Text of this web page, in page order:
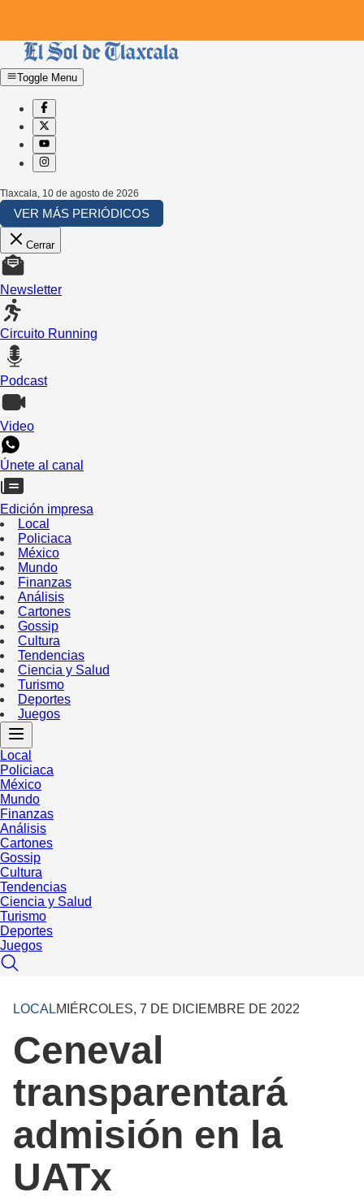
Toggle Menu
Tlaxcala 10 de agosto de 2026
VER MÁS PERIÓDICOS
Cerrar
Newsletter
Circuito Running
Podcast
Video
Únete al canal
Edición impresa
Local
Policiaca
México
Mundo
Finanzas
Análisis
Cartones
Gossip
Cultura
Tendencias
Ciencia y Salud
Turismo
Deportes
Juegos
Local
Policiaca
México
Mundo
Finanzas
Análisis
Cartones
Gossip
Cultura
Tendencias
Ciencia y Salud
Turismo
Deportes
Juegos
LOCALMIÉRCOLES, 7 DE DICIEMBRE DE 2022
Ceneval
transparentará
admisión en la
UATx